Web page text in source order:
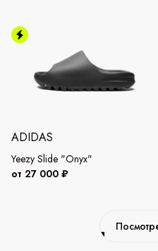
ADIDAS
Yeezy Slide "Onyx"
от 27 000 ₽